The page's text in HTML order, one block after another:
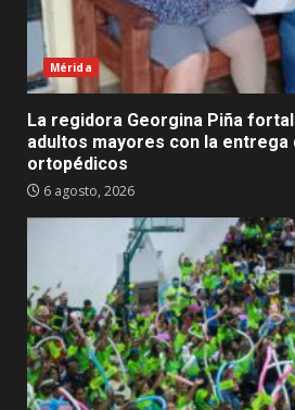
Mérida
La regidora Georgina Piña
adultos mayores con la entrega
ortopédicos
6 agosto, 2026